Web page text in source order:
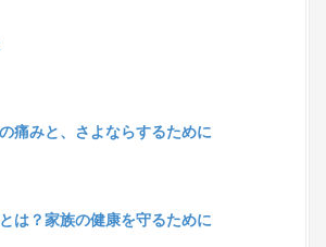
痛みと、さよならするために
は？家族の健康を守るために